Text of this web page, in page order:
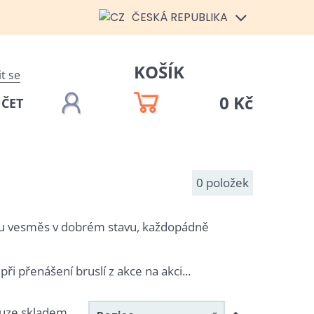
ČESKÁ REPUBLIKA
se
KOŠÍK
0 Kč
0 položek
vesměs v dobrém stavu, každopádně
přenášení bruslí z akce na akci...